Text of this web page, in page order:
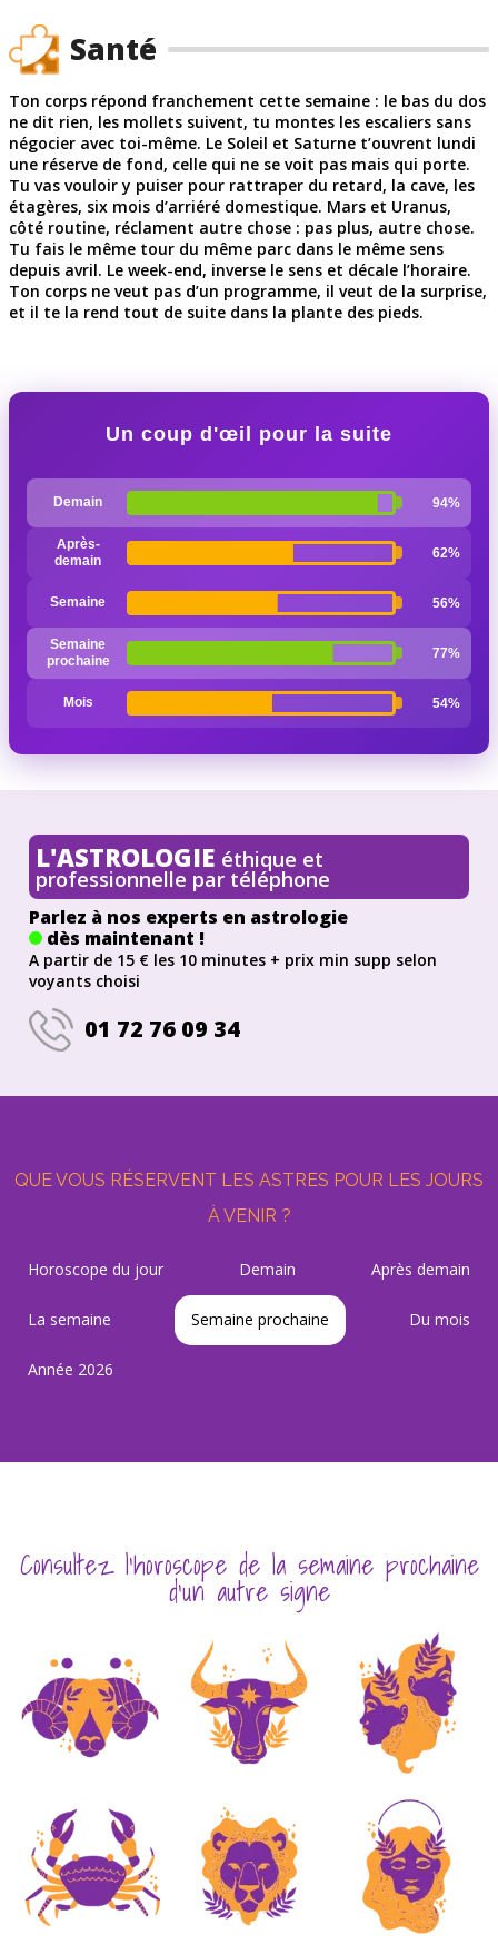
Santé
Ton corps répond franchement cette semaine : le bas du dos
ne dit rien, les mollets suivent, tu montes les escaliers sans
négocier avec toi-même. Le Soleil et Saturne t’ouvrent lundi
une réserve de fond, celle qui ne se voit pas mais qui porte.
Tu vas vouloir y puiser pour rattraper du retard, la cave, les
étagères, six mois d’arriéré domestique. Mars et Uranus,
côté routine, réclament autre chose : pas plus, autre chose.
Tu fais le même tour du même parc dans le même sens
depuis avril. Le week-end, inverse le sens et décale l’horaire.
Ton corps ne veut pas d’un programme, il veut de la surprise,
et il te la rend tout de suite dans la plante des pieds.
Un coup d'œil pour la suite
Demain 94%
Après-
demain
62%
Semaine 56%
Semaine
prochaine
77%
Mois 54%
L'ASTROLOGIE éthique et
professionnelle par téléphone
Parlez à nos experts en astrologie
dès maintenant !
A partir de 15 € les 10 minutes + prix min supp selon
voyants choisi
01 72 76 09 34
QUE VOUS RÉSERVENT LES ASTRES POUR LES JOURS
À VENIR ?
Horoscope du jour Demain Après demain
La semaine Semaine prochaine Du mois
Année 2026
Consultez l'horoscope de la semaine prochaine
d'un autre signe